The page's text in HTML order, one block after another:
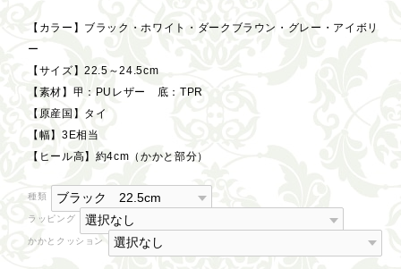
【カラー】ブラック・ホワイト・ダークブラウン・グレー・アイボリ
ー
【サイズ】22.5～24.5cm
【素材】甲：PUレザー 底：TPR
【原産国】タイ
【幅】3E相当
【ヒール高】約4cm（かかと部分）
種類
ラッピング
かかとクッション